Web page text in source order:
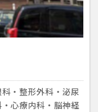
・整形外科・泌尿
心療内科・脳神経